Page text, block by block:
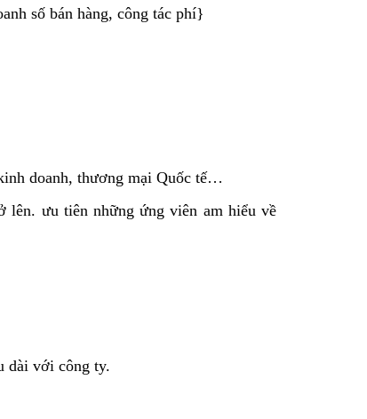
số bán hàng, công tác phí}
doanh, thương mại Quốc tế…
lên. ưu tiên những ứng viên am hiểu về
dài với công ty.